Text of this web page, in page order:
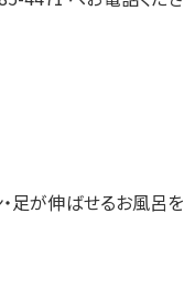
・足が伸ばせるお風呂を